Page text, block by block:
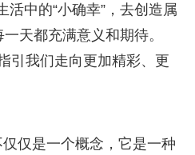
中的“小确幸”，去创造属
天都充满意义和期待。
引我们走向更加精彩、更
仅仅是一个概念，它是一种